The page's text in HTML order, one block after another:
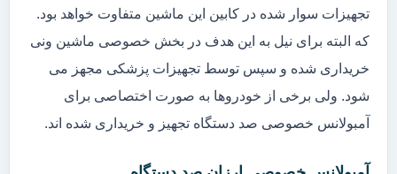
تجهیزات سوار شده در کابین این ماشین متفاوت خواهد بود.
که البته برای نیل به این هدف در بخش خصوصی ماشین ونی
خریداری شده و سپس توسط تجهیزات پزشکی مجهز می
شود. ولی برخی از خودروها به صورت اختصاصی برای
آمبولانس خصوصی صد دستگاه تجهیز و خریداری شده اند.